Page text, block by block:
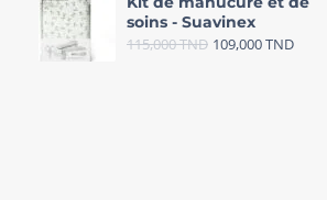
soins - Suavinex
115,000TND 109,000TND